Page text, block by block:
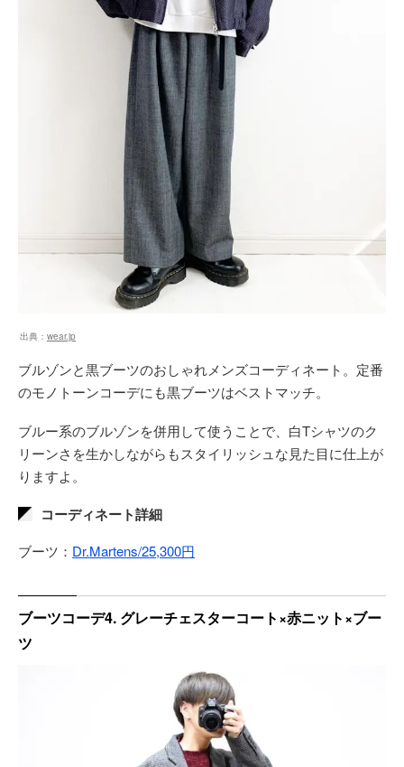
出典： wear.jp
ブルゾンと黒ブーツのおしゃれメンズコーディネート。定番
のモノトーンコーデにも黒ブーツはベストマッチ。
ブルー系のブルゾンを併用して使うことで、白Tシャツのク
リーンさを生かしながらもスタイリッシュな見た目に仕上が
りますよ。
コーディネート詳細
ブーツ： Dr.Martens/25,300円
ブーツコーデ4. グレーチェスターコート×赤ニット×ブー
ツ